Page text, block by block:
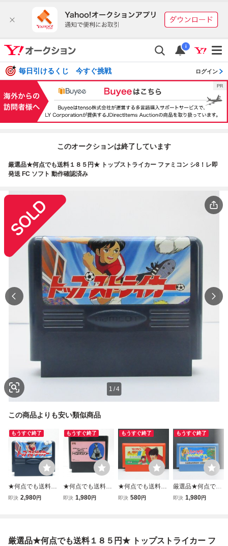
i
毎日引けるくじ 今すぐ挑戦 ログイン
このオークションは終了しています
厳選品★何点でも送料１８５円★ トップストライカー ファミコン シ8！レ即
発送 FC ソフト 動作確認済み
1 /4
この商品よりも安い類似商品
もうすぐ終了
★何点でも送料１
８５円★ トップス
即決 2,980円
もうすぐ終了
★何点でも送料１
８５円★ ファミコ
み
即決 1,980円
もうすぐ終了
★何点でも送料１
８５円★ キャプテ
確認済み
即決 580円
もうすぐ終了
厳選品★何点でも
送料１８５円★
み
即決 1,980円
厳選品★何点でも送料１８５円★ トップストライカー フ